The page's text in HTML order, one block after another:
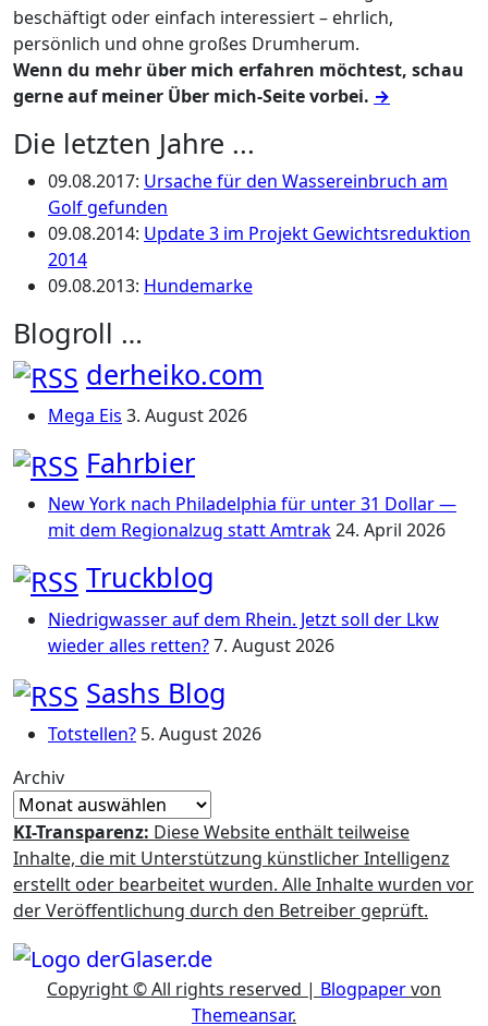
beschäftigt oder einfach interessiert – ehrlich,
persönlich und ohne großes Drumherum.
Wenn du mehr über mich erfahren möchtest, schau
gerne auf meiner Über mich-Seite vorbei. →
Die letzten Jahre ...
09.08.2017: Ursache für den Wassereinbruch am
Golf gefunden
09.08.2014: Update 3 im Projekt Gewichtsreduktion
2014
09.08.2013: Hundemarke
Blogroll …
derheiko.com
Mega Eis 3. August 2026
Fahrbier
New York nach Philadelphia für unter 31 Dollar —
mit dem Regionalzug statt Amtrak24. April 2026
Truckblog
Niedrigwasser auf dem Rhein. Jetzt soll der Lkw
wieder alles retten?7. August 2026
Sashs Blog
Totstellen? 5. August 2026
Archiv
KI-Transparenz: Diese Website enthält teilweise
Inhalte, die mit Unterstützung künstlicher Intelligenz
erstellt oder bearbeitet wurden. Alle Inhalte wurden vor
der Veröffentlichung durch den Betreiber geprüft.
Copyright © All rights reserved | Blogpapervon
Themeansar.